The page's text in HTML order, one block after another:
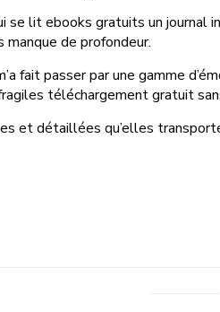
lit ebooks gratuits un journal
de profondeur.
passer par une gamme
téléchargement gratuit
et détaillées qu’elles